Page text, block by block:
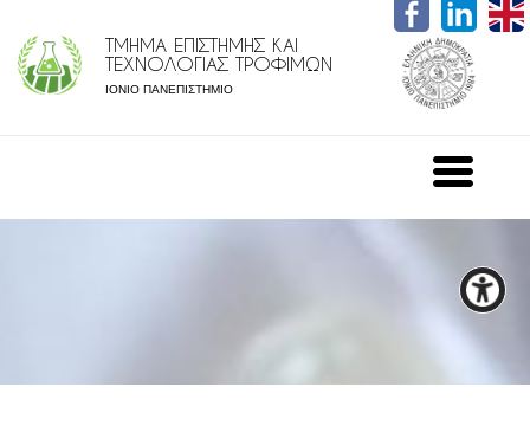
ΤΜΗΜΑ ΕΠΙΣΤΗΜΗΣ ΚΑΙ
ΤΕΧΝΟΛΟΓΙΑΣ ΤΡΟΦΙΜΩΝ
ΙΟΝΙΟ ΠΑΝΕΠΙΣΤΗΜΙΟ